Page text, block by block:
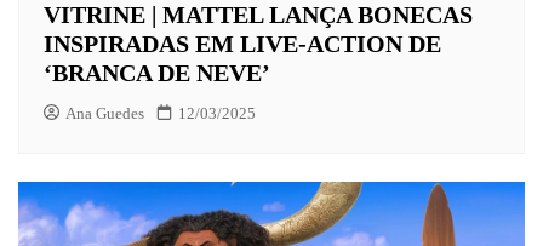
VITRINE | MATTEL LANÇA BONECAS
INSPIRADAS EM LIVE-ACTION DE
‘BRANCA DE NEVE’
Ana Guedes 12/03/2025